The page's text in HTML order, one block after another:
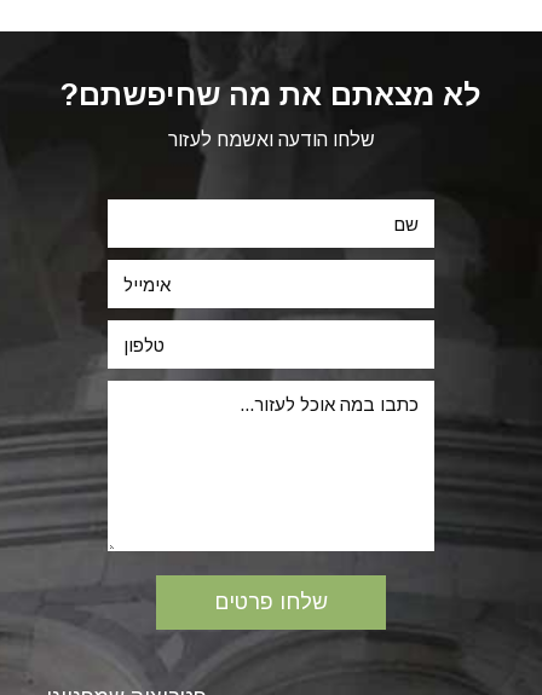
לא מצאתם את מה שחיפשתם?
שלחו הודעה ואשמח לעזור